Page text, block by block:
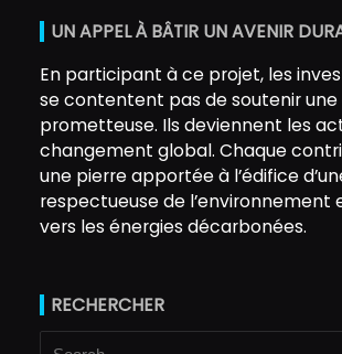
UN APPEL À BÂTIR UN AVENIR
En participant à ce projet, les
se contentent pas de soutenir
prometteuse. Ils deviennent les
changement global. Chaque
une pierre apportée à l’édifice
respectueuse de l’environnement
vers les énergies décarbonées.
RECHERCHER
Search